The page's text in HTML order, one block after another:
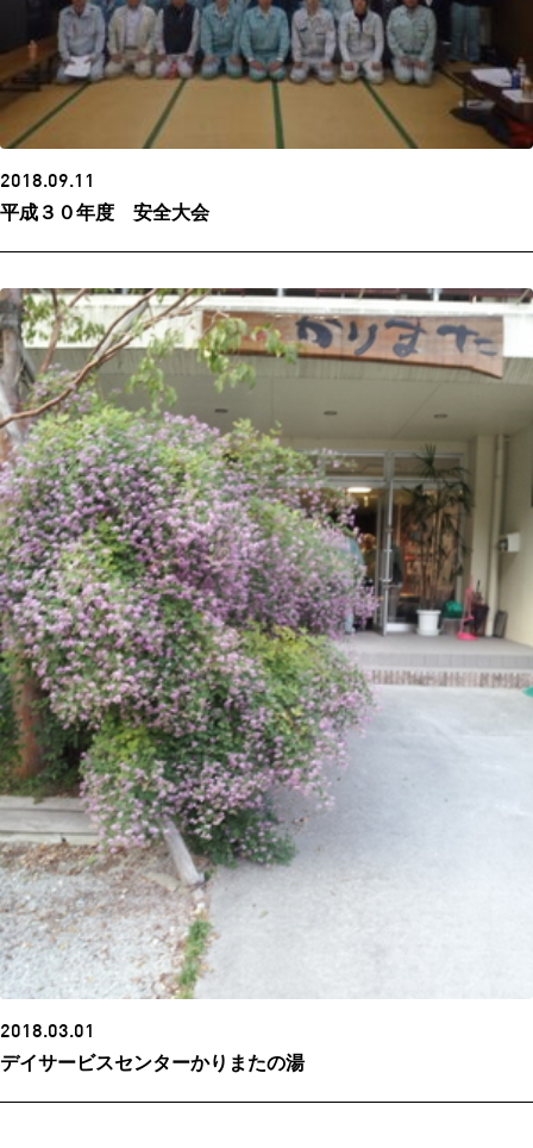
2018.09.11
平成３０年度 安全大会
2018.03.01
デイサービスセンターかりまたの湯